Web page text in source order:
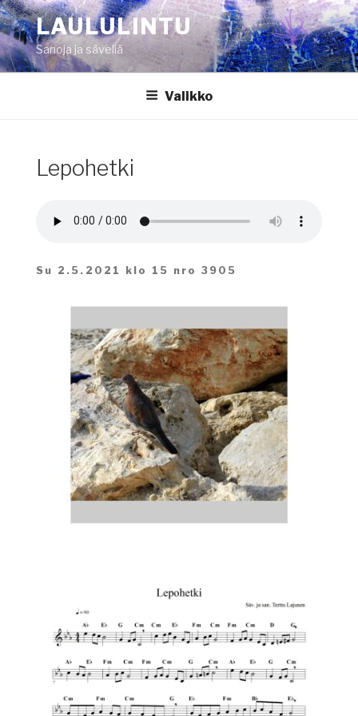
Siirry
sisältöönLAULULINTU
Sanoja ja säveliä
Valikko
Lepohetki
Su 2.5.2021 klo 15 nro 3905